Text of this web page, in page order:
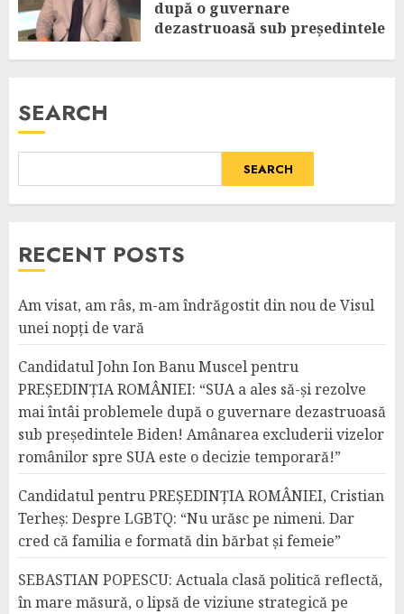
după o guvernare
dezastruoasă sub președintele
SEARCH
SEARCH
RECENT POSTS
Am visat, am râs, m-am îndrăgostit din nou de Visul
unei nopți de vară
Candidatul John Ion Banu Muscel pentru
PREȘEDINȚIA ROMÂNIEI: “SUA a ales să-și rezolve
mai întâi problemele după o guvernare dezastruoasă
sub președintele Biden! Amânarea excluderii vizelor
românilor spre SUA este o decizie temporară!”
Candidatul pentru PREȘEDINȚIA ROMÂNIEI, Cristian
Terheș: Despre LGBTQ: “Nu urăsc pe nimeni. Dar
cred că familia e formată din bărbat și femeie”
SEBASTIAN POPESCU: Actuala clasă politică reflectă,
în mare măsură, o lipsă de viziune strategică pe